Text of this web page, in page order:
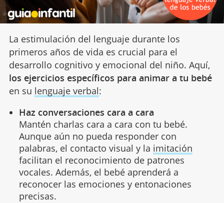
La estimulación del lenguaje durante los
primeros años de vida es crucial para el
desarrollo cognitivo y emocional del niño. Aquí,
los ejercicios específicos para animar a tu bebé
en su lenguaje verbal:
Haz conversaciones cara a cara
Mantén charlas cara a cara con tu bebé.
Aunque aún no pueda responder con
palabras, el contacto visual y la imitación
facilitan el reconocimiento de patrones
vocales. Además, el bebé aprenderá a
reconocer las emociones y entonaciones
precisas.